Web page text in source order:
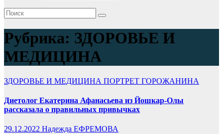
Рубрика: ЗДОРОВЬЕ И
МЕДИЦИНА
ЗДОРОВЬЕ И МЕДИЦИНА ПОРТРЕТ ГОРОЖАНИНА
Диетолог Екатерина Афанасьева из Йошкар-Олы
рассказала о правильных привычках
29.12.2022 Надежда ЕФРЕМОВА